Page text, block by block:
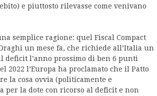
e piuttosto rilevasse come venivano
semplice ragione: quel Fiscal Compact
un mese fa, che richiede all’Italia un
l’anno prossimo di ben 6 punti
l’Europa ha proclamato che il Patto
la cosa ovvia (politicamente e
per la dote con ricorso al deficit e non